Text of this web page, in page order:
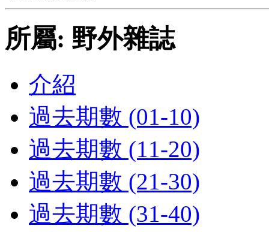
所屬: 野外雜誌
介紹
過去期數 (01-10)
過去期數 (11-20)
過去期數 (21-30)
過去期數 (31-40)